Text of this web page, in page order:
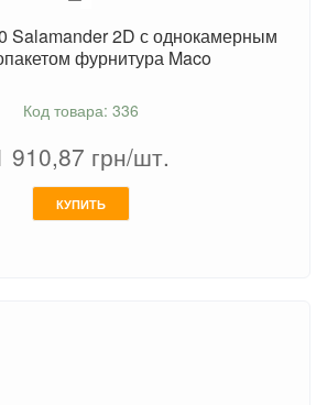
Salamander 2D с однокамерным
фурнитура Maco
Код товара: 336
910,87 грн/шт.
КУПИТЬ